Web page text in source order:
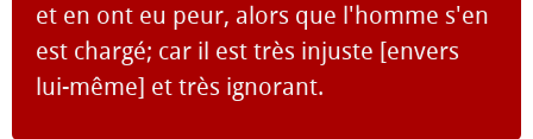
et en ont eu peur, alors que l'homme s'en
est chargé; car il est très injuste [envers
lui-même] et très ignorant.